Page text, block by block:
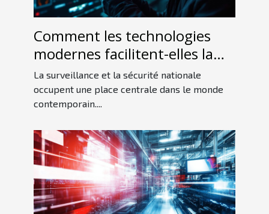
Comment les technologies
modernes facilitent-elles la
détection d'espions ?
La surveillance et la sécurité nationale
occupent une place centrale dans le monde
contemporain....